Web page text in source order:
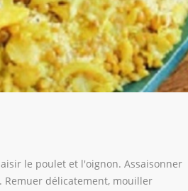
le poulet et l'oignon. Assaisonner
Remuer délicatement, mouiller